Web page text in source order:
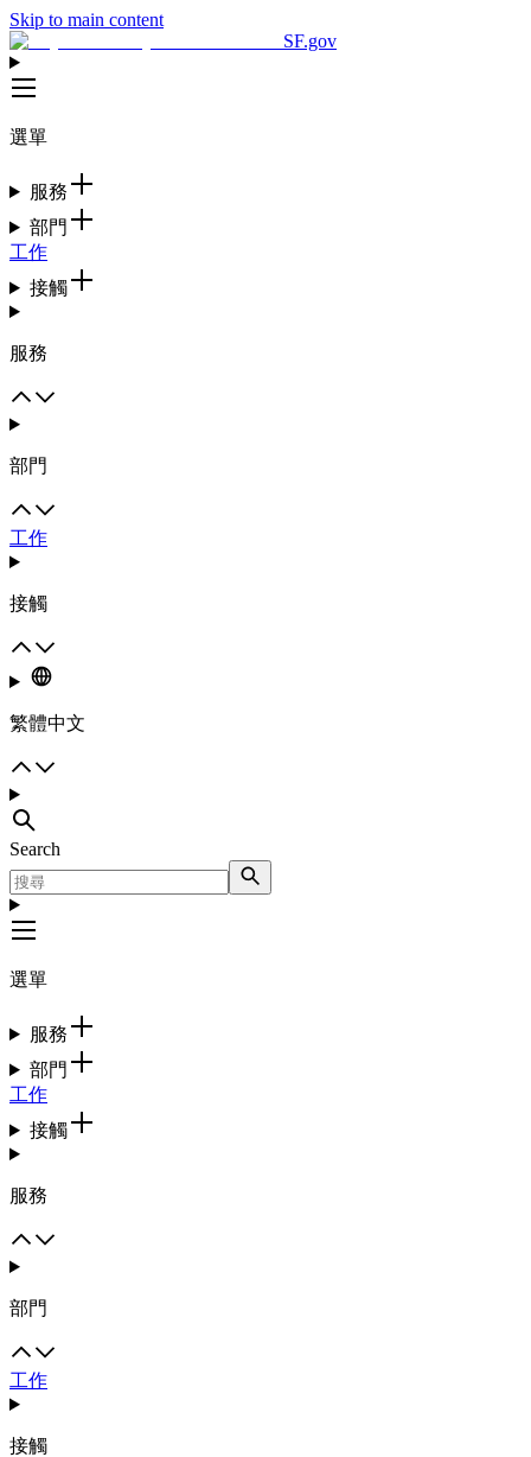
Skip to main content
SF.gov
選單
服務
部門
工作
接觸
服務
部門
工作
接觸
繁體中文
Search
選單
服務
部門
工作
接觸
服務
部門
工作
接觸